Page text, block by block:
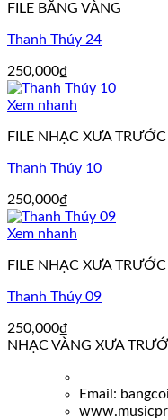
FILE BĂNG VÀNG
Thanh Thúy 24
250,000₫
Xem nhanh
FILE NHẠC XƯA
Thanh Thúy 10
250,000₫
Xem nhanh
FILE NHẠC XƯA
Thanh Thúy 09
250,000₫
NHẠC VÀNG XƯA
Email: